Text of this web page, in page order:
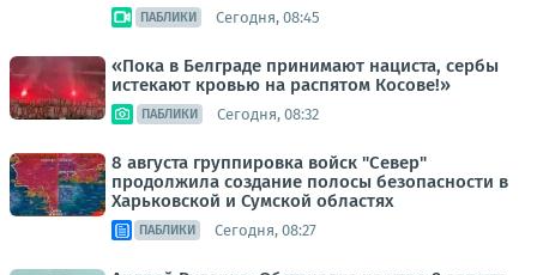
ПАБЛИКИ Сегодня, 08:45
«Пока в Белграде принимают нациста, сербы
истекают кровью на распятом Косове!»
ПАБЛИКИ Сегодня, 08:32
8 августа группировка войск "Север"
продолжила создание полосы безопасности в
Харьковской и Сумской областях
ПАБЛИКИ Сегодня, 08:27